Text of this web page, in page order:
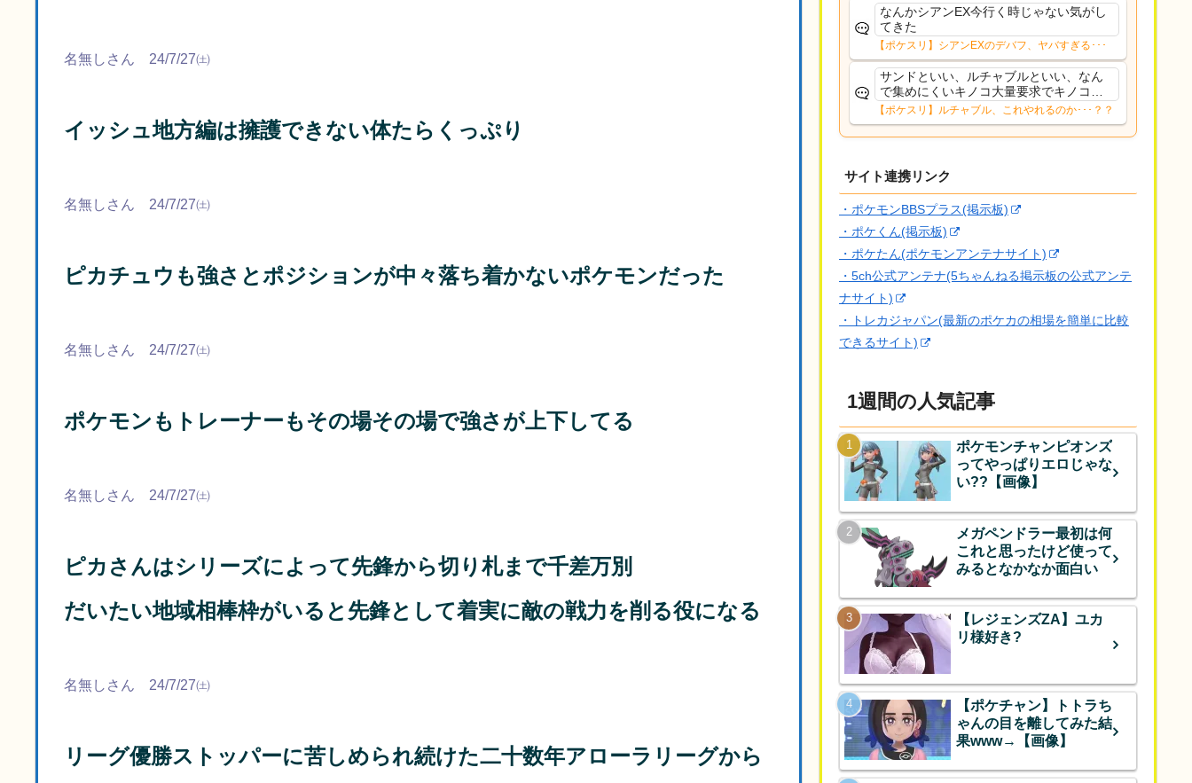
名無しさん 24/7/27㈯
イッシュ地方編は擁護できない体たらくっぷり
名無しさん 24/7/27㈯
ピカチュウも強さとポジションが中々落ち着かないポケモンだった
名無しさん 24/7/27㈯
ポケモンもトレーナーもその場その場で強さが上下してる
名無しさん 24/7/27㈯
ピカさんはシリーズによって先鋒から切り札まで千差万別
だいたい地域相棒枠がいると先鋒として着実に敵の戦力を削る役になる
名無しさん 24/7/27㈯
リーグ優勝ストッパーに苦しめられ続けた二十数年アローラリーグから
なんかシアンEX今行く時じゃない気がし
てきた
【ポケスリ】シアンEXのデバフ、ヤバすぎる･･･
サンドといい、ルチャブルといい、なん
で集めにくいキノコ大量要求でキノコ外
すん？食セレだとドンカラスがいるには
いるけど、あっちは1/4なんだよなぁ…ム
ズイよ
【ポケスリ】ルチャブル、これやれるのか･･･？？
サイト連携リンク
・ポケモンBBSプラス(掲示板)
・ポケくん(掲示板)
・ポケたん(ポケモンアンテナサイト)
・5ch公式アンテナ(5ちゃんねる掲示板の公式アンテ
ナサイト)
・トレカジャパン(最新のポケカの相場を簡単に比較
できるサイト)
1週間の人気記事
ポケモンチャンピオンズ
ってやっぱりエロじゃな
い??【画像】
メガペンドラー最初は何
これと思ったけど使って
みるとなかなか面白い
【レジェンズZA】ユカ
リ様好き?
【ポケチャン】トトラち
ゃんの目を離してみた結
果www→【画像】